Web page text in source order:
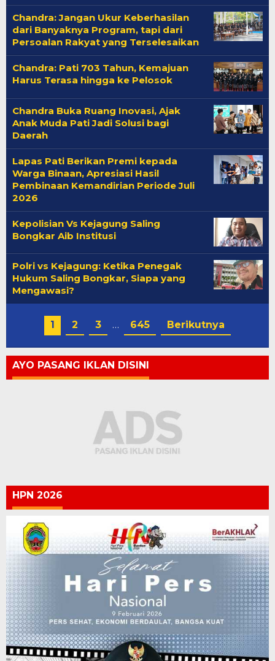
Chandra: Jangan Ukur Keberhasilan
dari Banyaknya Program, tapi dari
Persoalan Rakyat yang Terselesaikan
Chandra: Pati 703 Tahun, Kemajuan
Harus Terasa hingga ke Pelosok
Chandra Buka Ruang Inovasi, Ajak
Anak Muda Pati Jadi Solusi bagi
Daerah
Lapas Pati Berikan Premi kepada
Warga Binaan, Apresiasi Hasil
Pembinaan Kemandirian Periode Juli
2026
Kepolisian Vs Kejagung Saling
Bongkar Aib Institusi
Polri vs Kejagung: Ketika Penegak
Hukum Saling Bongkar, Siapa yang
Mengawasi?
1 2 3 … 645 Berikutnya
AYO PASANG IKLAN DISINI
HPN 2026